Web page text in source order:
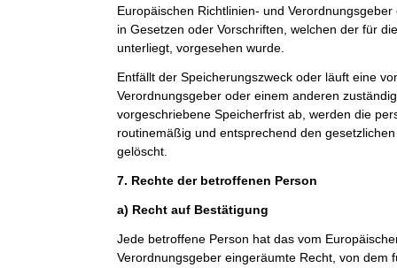
Europäischen Richtlinien- und
in Gesetzen oder Vorschriften, welchen der für
unterliegt, vorgesehen wurde.
Entfällt der Speicherungszweck oder läuft eine
Verordnungsgeber oder einem anderen
vorgeschriebene Speicherfrist ab, werden die
routinemäßig und entsprechend den
gelöscht.
7. Rechte der betroffenen Person
a) Recht auf Bestätigung
Jede betroffene Person hat das vom
Verordnungsgeber eingeräumte Recht, von dem